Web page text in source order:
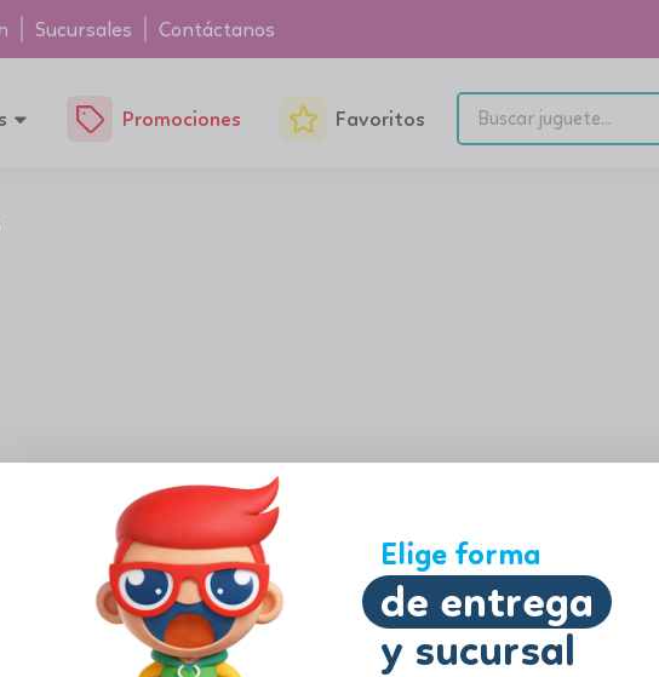
Elige forma
de entrega
y sucursal
Sucursales Contáctanos
Promociones Favoritos